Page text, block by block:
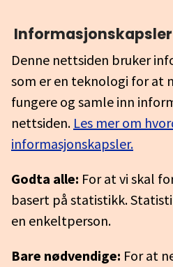
Denne nettsiden bruker
som er en teknologi for at
fungere og samle inn
nettsiden. Les mer om
informasjonskapsler.
Godta alle: For at vi skal
basert på statistikk.
en enkeltperson.
Bare nødvendige: For at